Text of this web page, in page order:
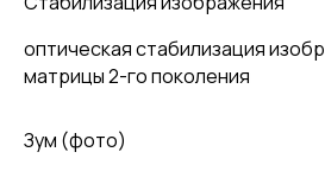
оптическая стабилизация
матрицы 2-го поколения
Зум (фото)